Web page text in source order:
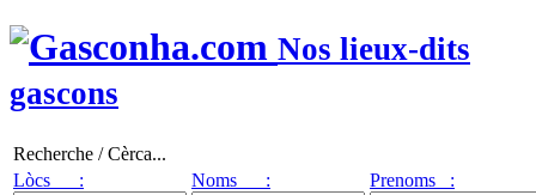
Nos lieux-dits
gascons
Recherche / Cèrca...
Lòcs :
Noms : Prenoms :